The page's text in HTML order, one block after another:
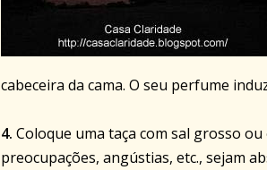
cabeceira da cama. O seu perfume
4. Coloque uma taça com sal grosso
preocupações, angústias, etc., sejam